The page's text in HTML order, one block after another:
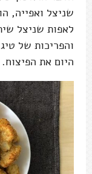
שניצל ואפייה,
לאפות שניצל
והפריכות של
היום את הפיצוח.